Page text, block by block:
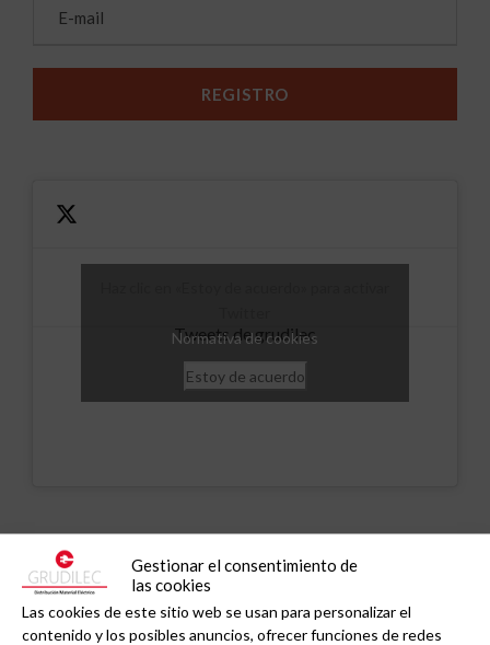
Gestionar el consentimiento de
las cookies
Las cookies de este sitio web se usan para personalizar el
contenido y los posibles anuncios, ofrecer funciones de redes
Tweets de grudilec
Normativa de cookies
Estoy de acuerdo
Noticias relacionadas